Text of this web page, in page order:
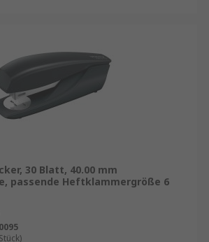
30 Blatt, 40.00 mm
passende Heftklammergröße 6